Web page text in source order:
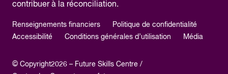
contribuer à la réconciliation.
Renseignements financiers
Politique de confidentialité
Accessibilité
Conditions générales d’utilisation Média
© Copyright2026 – Future Skills Centre /